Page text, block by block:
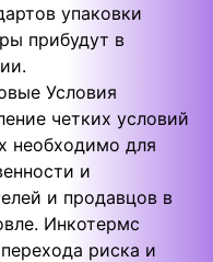
упаковки
прибудут в
Условия
четких условий
необходимо для
и
и продавцов в
Инкотермс
риска и